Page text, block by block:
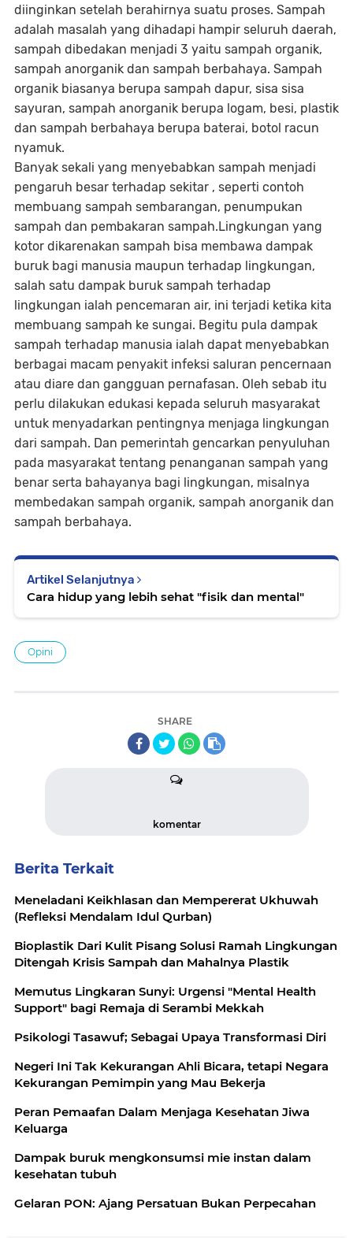
diinginkan setelah berahirnya suatu proses. Sampah
adalah masalah yang dihadapi hampir seluruh daerah,
sampah dibedakan menjadi 3 yaitu sampah organik,
sampah anorganik dan sampah berbahaya. Sampah
organik biasanya berupa sampah dapur, sisa sisa
sayuran, sampah anorganik berupa logam, besi, plastik
dan sampah berbahaya berupa baterai, botol racun
nyamuk.
Banyak sekali yang menyebabkan sampah menjadi
pengaruh besar terhadap sekitar , seperti contoh
membuang sampah sembarangan, penumpukan
sampah dan pembakaran sampah.Lingkungan yang
kotor dikarenakan sampah bisa membawa dampak
buruk bagi manusia maupun terhadap lingkungan,
salah satu dampak buruk sampah terhadap
lingkungan ialah pencemaran air, ini terjadi ketika kita
membuang sampah ke sungai. Begitu pula dampak
sampah terhadap manusia ialah dapat menyebabkan
berbagai macam penyakit infeksi saluran pencernaan
atau diare dan gangguan pernafasan. Oleh sebab itu
perlu dilakukan edukasi kepada seluruh masyarakat
untuk menyadarkan pentingnya menjaga lingkungan
dari sampah. Dan pemerintah gencarkan penyuluhan
pada masyarakat tentang penanganan sampah yang
benar serta bahayanya bagi lingkungan, misalnya
membedakan sampah organik, sampah anorganik dan
sampah berbahaya.
Artikel Selanjutnya
Cara hidup yang lebih sehat "fisik dan mental"
Opini
SHARE
komentar
Berita Terkait
Meneladani Keikhlasan dan Mempererat Ukhuwah
(Refleksi Mendalam Idul Qurban)
Bioplastik Dari Kulit Pisang Solusi Ramah Lingkungan
Ditengah Krisis Sampah dan Mahalnya Plastik
Memutus Lingkaran Sunyi: Urgensi "Mental Health
Support" bagi Remaja di Serambi Mekkah
Psikologi Tasawuf; Sebagai Upaya Transformasi Diri
Negeri Ini Tak Kekurangan Ahli Bicara, tetapi Negara
Kekurangan Pemimpin yang Mau Bekerja
Peran Pemaafan Dalam Menjaga Kesehatan Jiwa
Keluarga
Dampak buruk mengkonsumsi mie instan dalam
kesehatan tubuh
Gelaran PON: Ajang Persatuan Bukan Perpecahan